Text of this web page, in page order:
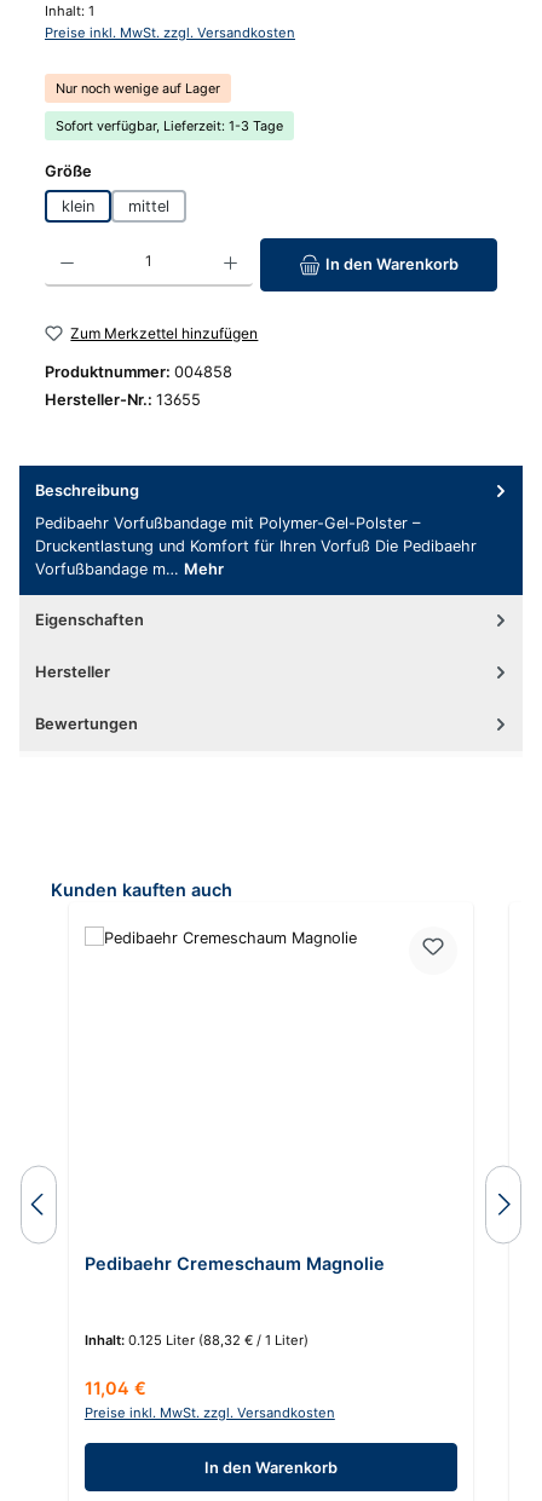
Inhalt: 1
Preise inkl. MwSt. zzgl. Versandkosten
Nur noch wenige auf Lager
Sofort verfügbar, Lieferzeit: 1-3 Tage
Größe
klein
mittel
Produkt Anzahl: Gib den gewünschten Wert ein oder benutze die
In den Warenkorb
Zum Merkzettel hinzufügen
Produktnummer: 004858
Hersteller-Nr.: 13655
Beschreibung
Pedibaehr Vorfußbandage mit Polymer-Gel-Polster –
Druckentlastung und Komfort für Ihren Vorfuß Die Pedibaehr
Vorfußbandage m… Mehr
Eigenschaften
Hersteller
Bewertungen
Produktgalerie überspringen
Kunden kauften auch
Pedibaehr Cremeschaum Magnolie
Inhalt: 0.125 Liter (88,32 € / 1 Liter)
Regulärer Preis:
11,04 €
Preise inkl. MwSt. zzgl. Versandkosten
In den Warenkorb